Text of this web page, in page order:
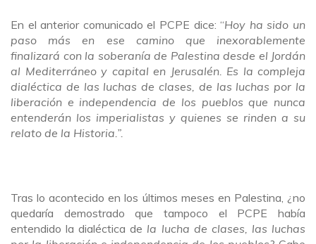
En el anterior comunicado el PCPE dice: “Hoy ha sido un
paso más en ese camino que inexorablemente
finalizará con la soberanía de Palestina desde el Jordán
al Mediterráneo y capital en Jerusalén. Es la compleja
dialéctica de las luchas de clases, de las luchas por la
liberación e independencia de los pueblos que nunca
entenderán los imperialistas y quienes se rinden a su
relato de la Historia.”.
Tras lo acontecido en los últimos meses en Palestina, ¿no
quedaría demostrado que tampoco el PCPE había
entendido la dialéctica de la lucha de clases, las luchas